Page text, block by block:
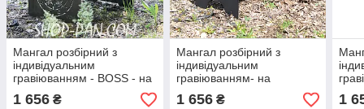
Мангал розбірний з
індивідуальним
гравіюванням - BOSS - на
подарунок
1 656 ₴
Мангал розбірний з
індивідуальним
гравіюванням- на
подарунок
1 656₴ 1